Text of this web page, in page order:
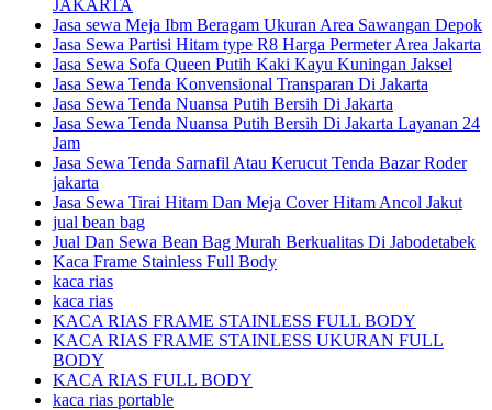
JAKARTA
Jasa sewa Meja Ibm Beragam Ukuran Area Sawangan Depok
Jasa Sewa Partisi Hitam type R8 Harga Permeter Area Jakarta
Jasa Sewa Sofa Queen Putih Kaki Kayu Kuningan Jaksel
Jasa Sewa Tenda Konvensional Transparan Di Jakarta
Jasa Sewa Tenda Nuansa Putih Bersih Di Jakarta
Jasa Sewa Tenda Nuansa Putih Bersih Di Jakarta Layanan 24
Jam
Jasa Sewa Tenda Sarnafil Atau Kerucut Tenda Bazar Roder
jakarta
Jasa Sewa Tirai Hitam Dan Meja Cover Hitam Ancol Jakut
jual bean bag
Jual Dan Sewa Bean Bag Murah Berkualitas Di Jabodetabek
Kaca Frame Stainless Full Body
kaca rias
kaca rias
KACA RIAS FRAME STAINLESS FULL BODY
KACA RIAS FRAME STAINLESS UKURAN FULL
BODY
KACA RIAS FULL BODY
kaca rias portable